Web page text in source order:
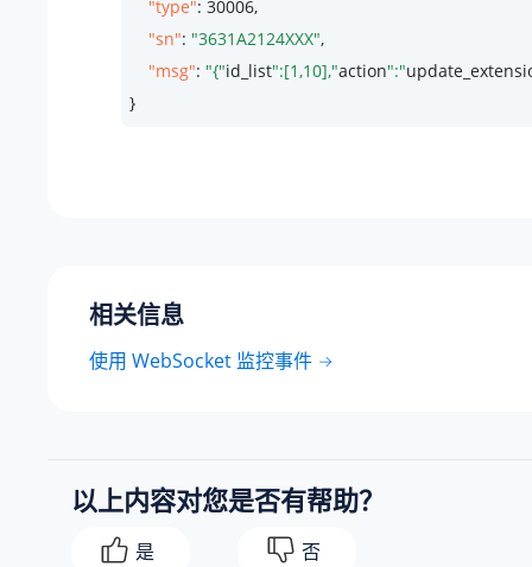
"type": 30006,
"sn": "3631A2124XXX",
"msg": "{"id_list":[1,10],"action":"
}
相关信息
使用 WebSocket 监控事件
以上内容对您是否有帮助？
是 否